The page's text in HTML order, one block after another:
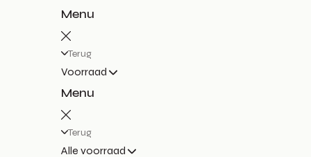
Menu
Terug
Voorraad
Menu
Terug
Alle voorraad